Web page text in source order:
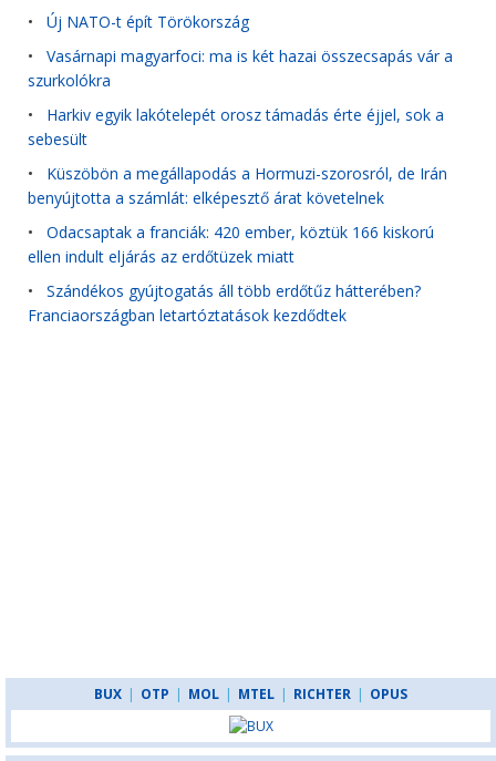
• Új NATO-t épít Törökország
• Vasárnapi magyarfoci: ma is két hazai összecsapás vár a
szurkolókra
• Harkiv egyik lakótelepét orosz támadás érte éjjel, sok a
sebesült
• Küszöbön a megállapodás a Hormuzi-szorosról, de Irán
benyújtotta a számlát: elképesztő árat követelnek
• Odacsaptak a franciák: 420 ember, köztük 166 kiskorú
ellen indult eljárás az erdőtüzek miatt
• Szándékos gyújtogatás áll több erdőtűz hátterében?
Franciaországban letartóztatások kezdődtek
BUX | OTP | MOL | MTEL | RICHTER | OPUS